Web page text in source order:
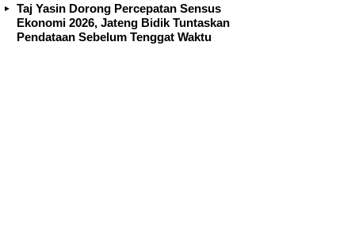
Taj Yasin Dorong Percepatan Sensus
Ekonomi 2026, Jateng Bidik Tuntaskan
Pendataan Sebelum Tenggat Waktu